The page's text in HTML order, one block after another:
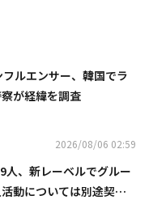
ルエンサー、韓国でラ
が経緯を調査
2026/08/06 02:59
人、新レーベルでグルー
動については別途契約